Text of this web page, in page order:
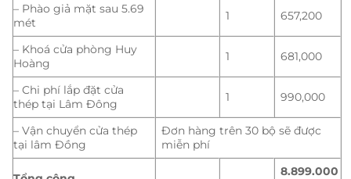
– Phào giả mặt sau 5.69
mét
1 657,200
– Khoá cửa phòng Huy
Hoàng
1 681,000
– Chi phí lắp đặt cửa
thép tại Lâm Đông
1 990,000
– Vận chuyển cửa thép
tại lâm Đồng
Đơn hàng trên 30 bộ sẽ được
miễn phí
8.899.000